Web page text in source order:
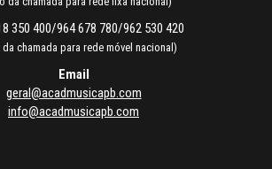
350 400/964 678 780/962 530 420
chamada para rede móvel nacional)
Email
geral@acadmusicapb.com
info@acadmusicapb.com